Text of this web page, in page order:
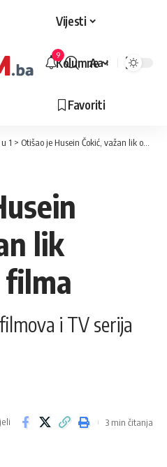
Vijesti
Kolumne
Favoriti
9
Veličina
Aa
1 > Otišao je Husein Čokić, važan lik ovdašnjeg filma
lik
filma
i TV serija
3 min čitanja